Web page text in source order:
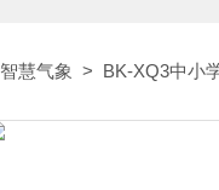
智慧气象 > BK-XQ3中小